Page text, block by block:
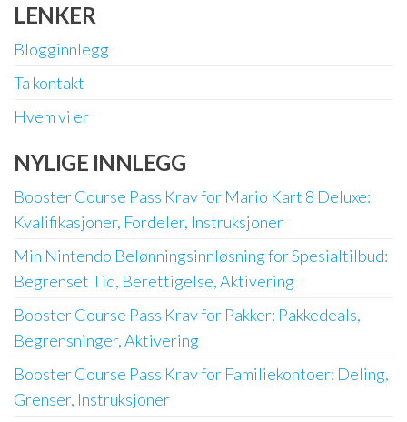
LENKER
Blogginnlegg
Ta kontakt
Hvem vi er
NYLIGE INNLEGG
Booster Course Pass Krav for Mario Kart 8 Deluxe:
Kvalifikasjoner, Fordeler, Instruksjoner
Min Nintendo Belønningsinnløsning for Spesialtilbud:
Begrenset Tid, Berettigelse, Aktivering
Booster Course Pass Krav for Pakker: Pakkedeals,
Begrensninger, Aktivering
Booster Course Pass Krav for Familiekontoer: Deling,
Grenser, Instruksjoner